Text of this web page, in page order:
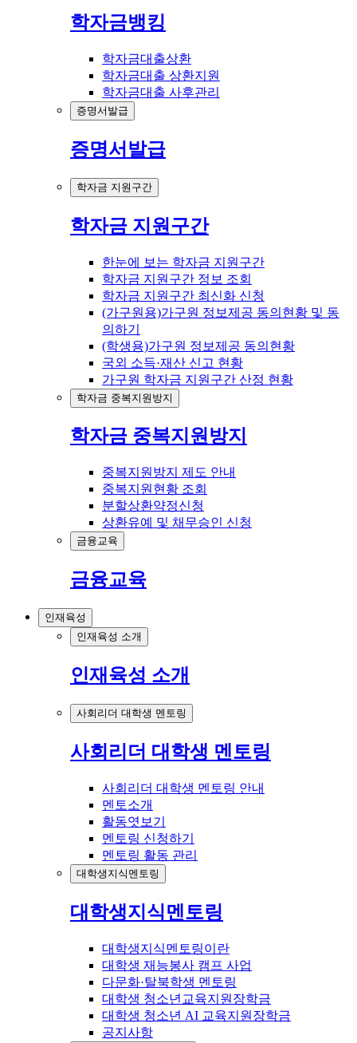
학자금뱅킹
학자금대출상환
학자금대출 상환지원
학자금대출 사후관리
증명서발급
증명서발급
학자금 지원구간
학자금 지원구간
한눈에 보는 학자금 지원구간
학자금 지원구간 정보 조회
학자금 지원구간 최신화 신청
(가구원용)가구원 정보제공 동의현황 및 동
의하기
(학생용)가구원 정보제공 동의현황
국외 소득·재산 신고 현황
가구원 학자금 지원구간 산정 현황
학자금 중복지원방지
학자금 중복지원방지
중복지원방지 제도 안내
중복지원현황 조회
분할상환약정신청
상환유예 및 채무승인 신청
금융교육
금융교육
인재육성
인재육성 소개
인재육성 소개
사회리더 대학생 멘토링
사회리더 대학생 멘토링
사회리더 대학생 멘토링 안내
멘토소개
활동엿보기
멘토링 신청하기
멘토링 활동 관리
대학생지식멘토링
대학생지식멘토링
대학생지식멘토링이란
대학생 재능봉사 캠프 사업
다문화·탈북학생 멘토링
대학생 청소년교육지원장학금
대학생 청소년 AI 교육지원장학금
공지사항